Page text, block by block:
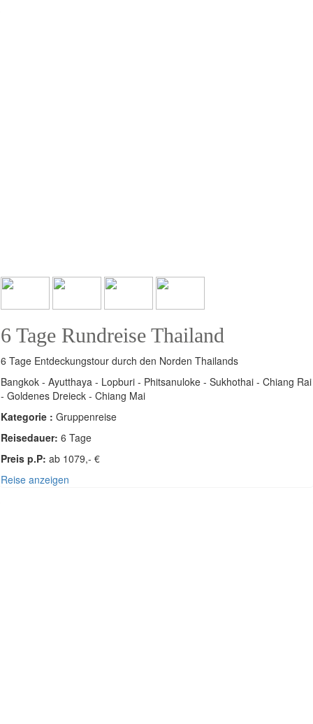
6 Tage Rundreise Thailand
6 Tage Entdeckungstour durch den Norden Thailands
Bangkok - Ayutthaya - Lopburi - Phitsanuloke - Sukhothai - Chiang Rai
- Goldenes Dreieck - Chiang Mai
Kategorie : Gruppenreise
Reisedauer: 6 Tage
Preis p.P: ab 1079,- €
Reise anzeigen